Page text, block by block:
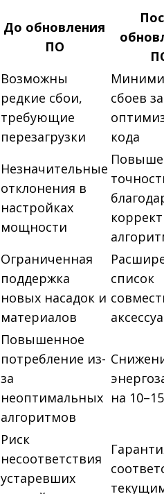
До обновления
ПО
Возможны
редкие сбои,
требующие
перезагрузки
сбоев
кода
Незначительные
отклонения в
настройках
мощности
Ограниченная
поддержка
новых насадок и
материалов
список
Повышенное
потребление из-
за
неоптимальных
алгоритмов
на
Риск
несоответствия
устаревших